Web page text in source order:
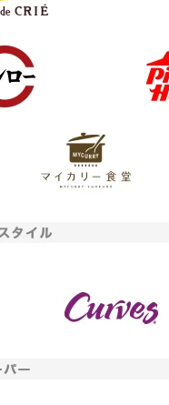
元
たって
プリストアが開きます。